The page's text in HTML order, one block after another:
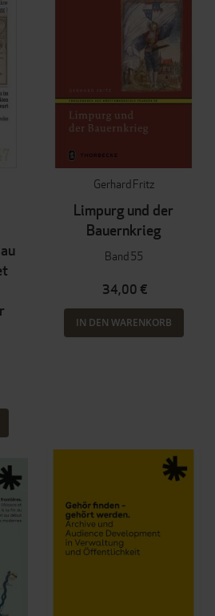
Gerhard Fritz
Limpurg und der
Bauernkrieg
Band 55
34,00 €
IN DEN WARENKORB